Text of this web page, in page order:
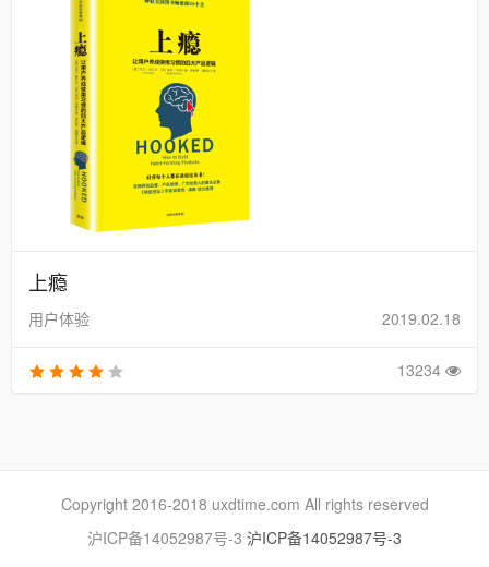
上瘾
用户体验 2019.02.18
13234
Copyright 2016-2018 uxdtime.com All rights reserved
沪ICP备14052987号-3 沪ICP备14052987号-3